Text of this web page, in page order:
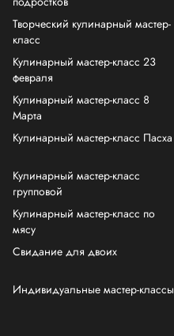
Творческий кулинарный мастер-
класс
Кулинарный мастер-класс 23
февраля
Кулинарный мастер-класс 8
Марта
Кулинарный мастер-класс Пасха
Кулинарный мастер-класс
групповой
Кулинарный мастер-класс по
мясу
Свидание для двоих
Индивидуальные мастер-классы